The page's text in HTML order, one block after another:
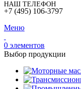
НАШ ТЕЛЕФОН
+7 (495) 106-3797
Меню
0 элементов
Выбор продукции